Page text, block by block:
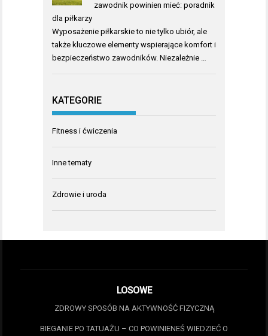
zawodnik powinien mieć: poradnik
dla piłkarzy
Wyposażenie piłkarskie to nie tylko ubiór, ale
także kluczowe elementy wspierające komfort i
bezpieczeństwo zawodników. Niezależnie …
KATEGORIE
Fitness i ćwiczenia
Inne tematy
Zdrowie i uroda
LOSOWE
ZDROWY SPOSÓB NA AKTYWNOŚĆ FIZYCZNĄ
BIEGANIE PO TATUAŻU – CO POWINIENEŚ WIEDZIEĆ O